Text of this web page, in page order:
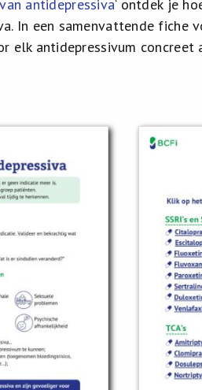
antidepressiva‘ ontdek je
In een samenvattende
elk antidepressivum concreet